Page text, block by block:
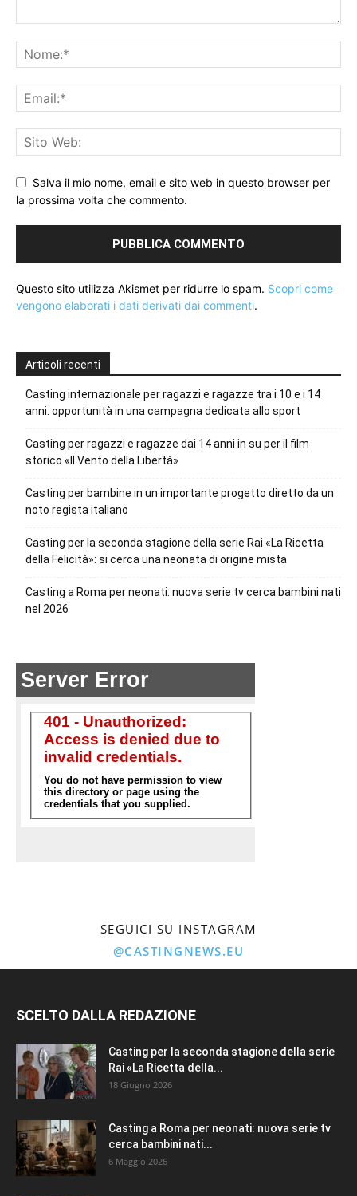
Salva il mio nome, email e sito web in questo browser per
la prossima volta che commento.
Questo sito utilizza Akismet per ridurre lo spam. Scopri come
vengono elaborati i dati derivati dai commenti.
Articoli recenti
Casting internazionale per ragazzi e ragazze tra i 10 e i 14
anni: opportunità in una campagna dedicata allo sport
Casting per ragazzi e ragazze dai 14 anni in su per il film
storico «Il Vento della Libertà»
Casting per bambine in un importante progetto diretto da un
noto regista italiano
Casting per la seconda stagione della serie Rai «La Ricetta
della Felicità»: si cerca una neonata di origine mista
Casting a Roma per neonati: nuova serie tv cerca bambini nati
nel 2026
SEGUICI SU INSTAGRAM
@CASTINGNEWS.EU
SCELTO DALLA REDAZIONE
Casting per la seconda stagione della serie
Rai «La Ricetta della...
18 Giugno 2026
Casting a Roma per neonati: nuova serie tv
cerca bambini nati...
6 Maggio 2026